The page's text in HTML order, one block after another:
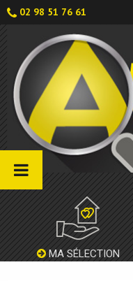
02 98 51 76 61
MA SÉLECTION